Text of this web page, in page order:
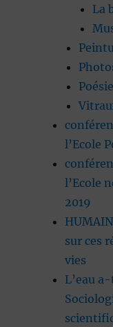
La
Poésie
l’Ecole
l’Ecole
2019
sur ces
vies
L’eau